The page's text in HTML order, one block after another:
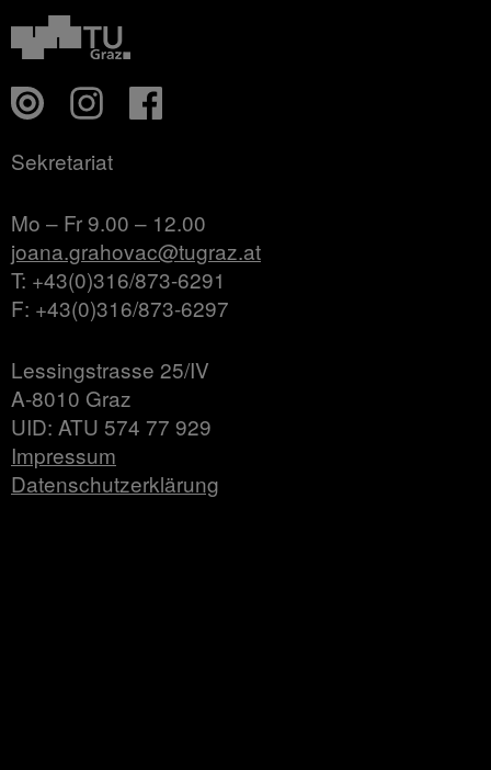
Sekretariat
Mo – Fr 9.00 – 12.00
joana.grahovac@tugraz.at
T: +43(0)316/873-6291
F: +43(0)316/873-6297
Lessingstrasse 25/IV
A-8010 Graz
UID: ATU 574 77 929
Impressum
Datenschutzerklärung